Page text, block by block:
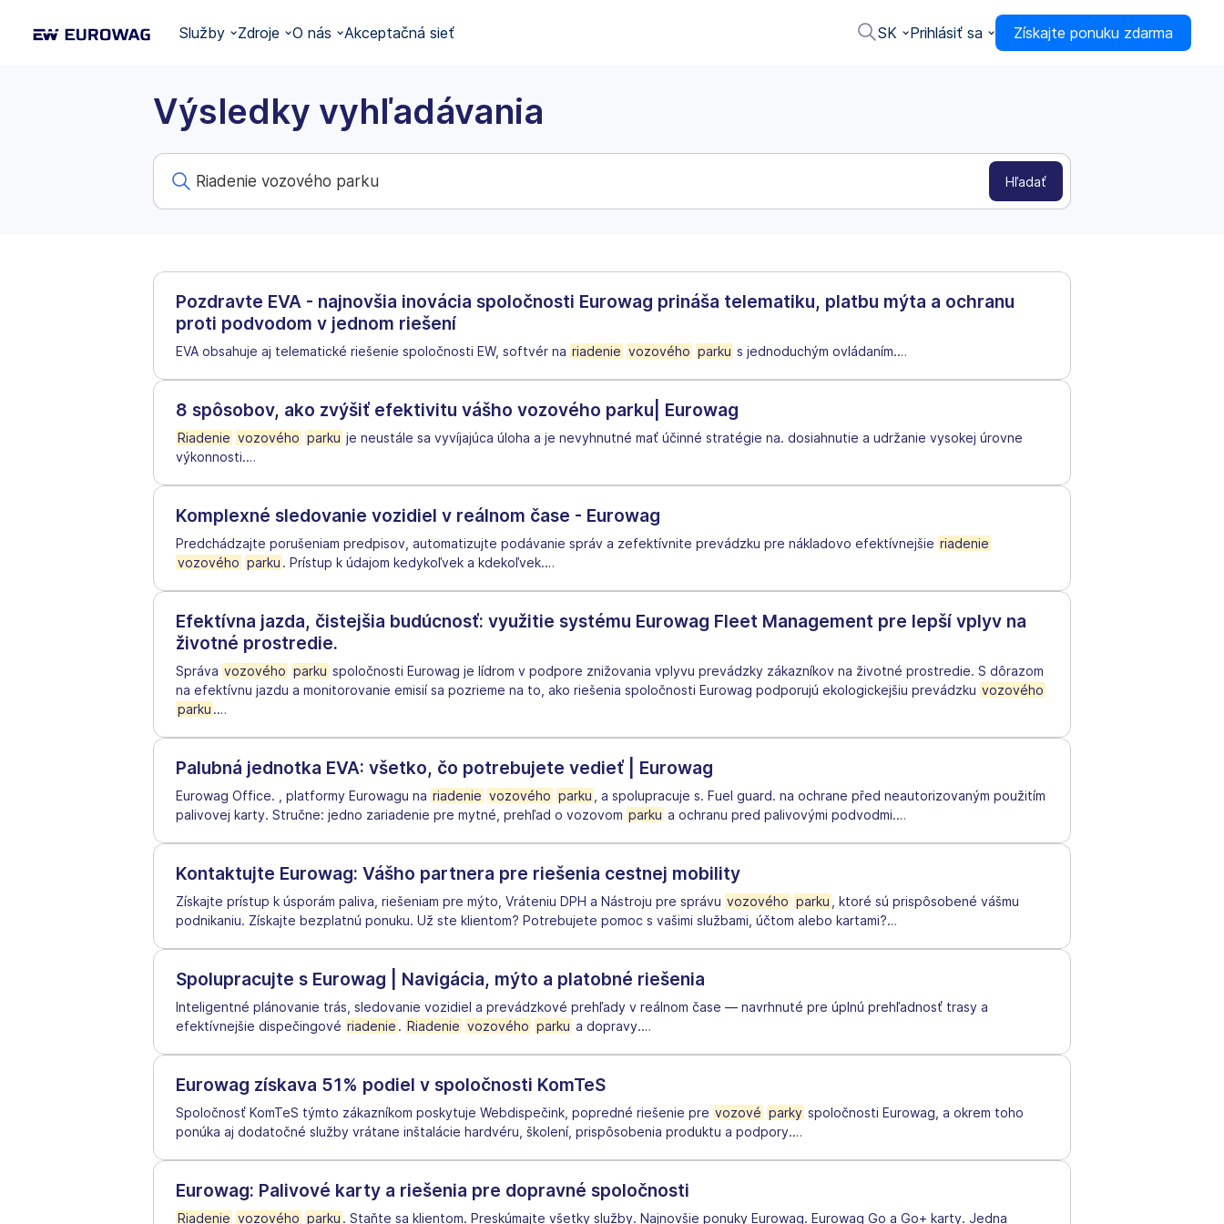
Služby Zdroje O nás Akceptačná sieť SK Prihlásiť sa Získajte ponuku zdarma
Výsledky vyhľadávania
Pozdravte EVA - najnovšia inovácia spoločnosti Eurowag prináša telematiku, platbu mýta a ochranu
proti podvodom v jednom riešení
EVA obsahuje aj telematické riešenie spoločnosti EW, softvér na riadenie vozového parku s jednoduchým ovládaním.…
8 spôsobov, ako zvýšiť efektivitu vášho vozového parku| Eurowag
Riadenie vozového parku je neustále sa vyvíjajúca úloha a je nevyhnutné mať účinné stratégie na. dosiahnutie a udržanie vysokej úrovne
výkonnosti.…
Komplexné sledovanie vozidiel v reálnom čase - Eurowag
Predchádzajte porušeniam predpisov, automatizujte podávanie správ a zefektívnite prevádzku pre nákladovo efektívnejšie riadenie
vozového parku . Prístup k údajom kedykoľvek a kdekoľvek.…
Efektívna jazda, čistejšia budúcnosť: využitie systému Eurowag Fleet Management pre lepší vplyv na
životné prostredie.
Správa vozového parku spoločnosti Eurowag je lídrom v podpore znižovania vplyvu prevádzky zákazníkov na životné prostredie. S dôrazom
na efektívnu jazdu a monitorovanie emisií sa pozrieme na to, ako riešenia spoločnosti Eurowag podporujú ekologickejšiu prevádzku vozového
parku .…
Palubná jednotka EVA: všetko, čo potrebujete vedieť | Eurowag
Eurowag Office. , platformy Eurowagu na riadenie vozového parku
, a spolupracuje s. Fuel guard. na ochrane před neautorizovaným použitím
palivovej karty. Stručne: jedno zariadenie pre mytné, prehľad o vozovom parku a ochranu pred palivovými podvodmi.…
Kontaktujte Eurowag: Vášho partnera pre riešenia cestnej mobility
Získajte prístup k úsporám paliva, riešeniam pre mýto, Vráteniu DPH a Nástroju pre správu vozového parku
, ktoré sú prispôsobené vášmu
podnikaniu. Získajte bezplatnú ponuku. Už ste klientom? Potrebujete pomoc s vašimi službami, účtom alebo kartami?…
Spolupracujte s Eurowag | Navigácia, mýto a platobné riešenia
Inteligentné plánovanie trás, sledovanie vozidiel a prevádzkové prehľady v reálnom čase — navrhnuté pre úplnú prehľadnosť trasy a
efektívnejšie dispečingové riadenie . Riadenie vozového parku a dopravy.…
Eurowag získava 51% podiel v spoločnosti KomTeS
Spoločnosť KomTeS týmto zákazníkom poskytuje Webdispečink, popredné riešenie pre vozové parky spoločnosti Eurowag, a okrem toho
ponúka aj dodatočné služby vrátane inštalácie hardvéru, školení, prispôsobenia produktu a podpory.…
Eurowag: Palivové karty a riešenia pre dopravné spoločnosti
Riadenie vozového parku . Staňte sa klientom. Preskúmajte všetky služby. Najnovšie ponuky Eurowag. Eurowag Go a Go+ karty. Jedna